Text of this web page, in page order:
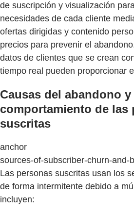
de suscripción y visualización
necesidades de cada cliente
ofertas dirigidas y contenido
precios para prevenir el
datos de clientes que se crean
tiempo real pueden proporcionar
Causas del abandono y
comportamiento de las
suscritas
anchor
sources-of-subscriber-churn-and-
Las personas suscritas usan los
de forma intermitente debido a
incluyen: